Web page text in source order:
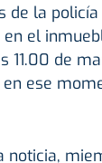
de la
en el
11.00 de
ese
noticia,